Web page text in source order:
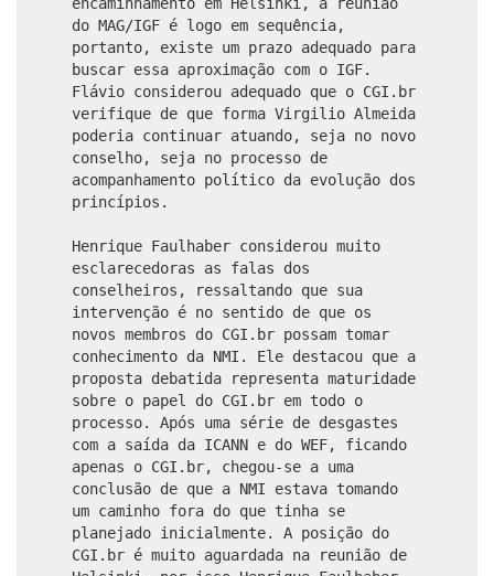
do MAG/IGF é logo em sequência,
portanto, existe um prazo adequado para
buscar essa aproximação com o IGF.
Flávio considerou adequado que o CGI.br
verifique de que forma Virgilio Almeida
poderia continuar atuando, seja no novo
conselho, seja no processo de
acompanhamento político da evolução dos
princípios.
Henrique Faulhaber considerou muito
esclarecedoras as falas dos
conselheiros, ressaltando que sua
intervenção é no sentido de que os
novos membros do CGI.br possam tomar
conhecimento da NMI. Ele destacou que a
proposta debatida representa maturidade
sobre o papel do CGI.br em todo o
processo. Após uma série de desgastes
com a saída da ICANN e do WEF, ficando
apenas o CGI.br, chegou-se a uma
conclusão de que a NMI estava tomando
um caminho fora do que tinha se
planejado inicialmente. A posição do
CGI.br é muito aguardada na reunião de